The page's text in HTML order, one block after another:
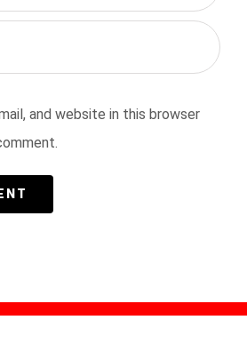
and website in this browser